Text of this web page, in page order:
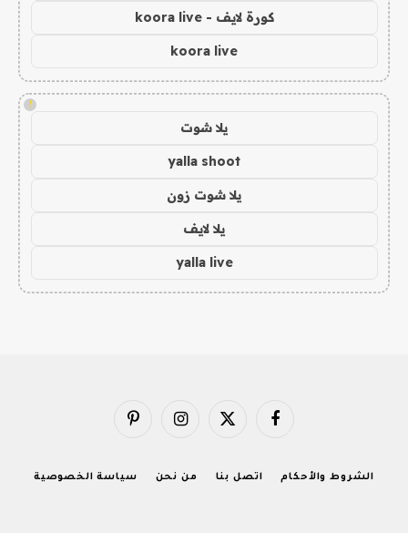
كورة لايف - koora live
koora live
!
يلا شوت
yalla shoot
يلا شوت زون
يلا لايف
yalla live
فيسبوك X
الانستغرامبينتيريست
الشروط والأحكام اتصل بنا من نحن سياسة الخصوصية